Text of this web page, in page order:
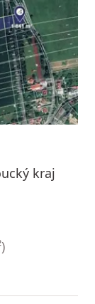
kraj
)